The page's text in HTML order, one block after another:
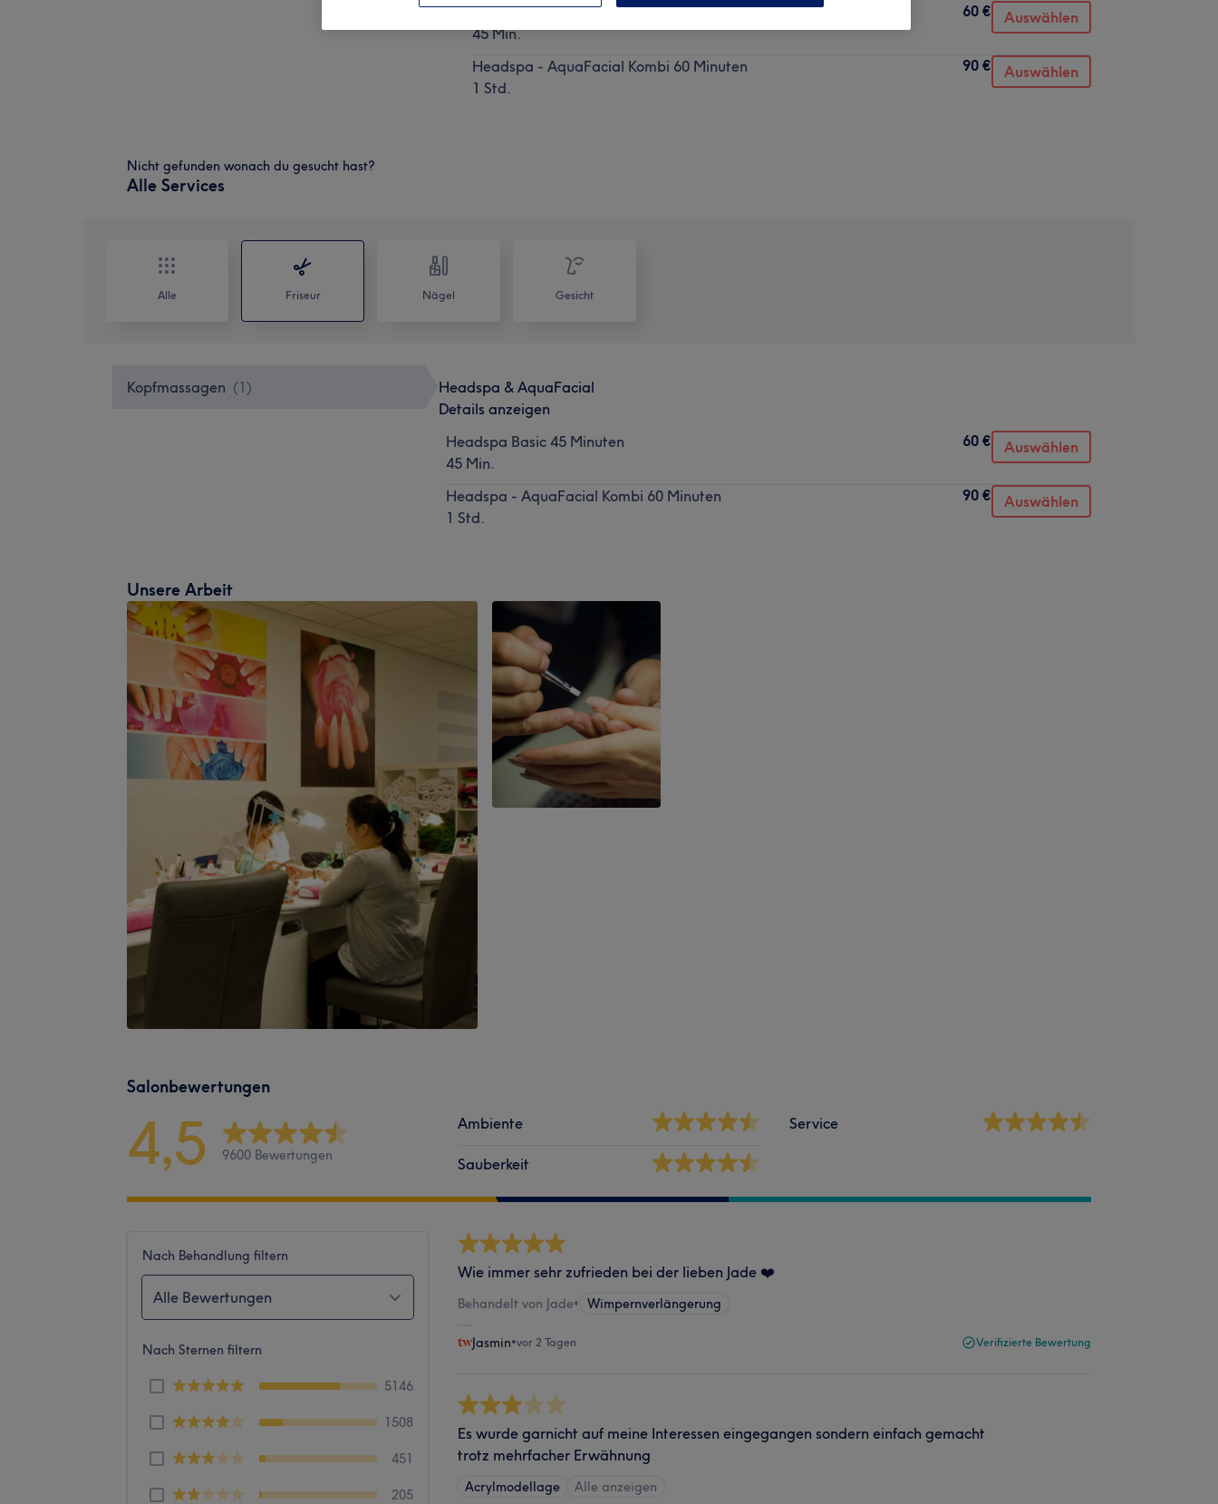
Headspa Basic 45 Minuten
45 Min.
60 € Auswählen
Headspa - AquaFacial Kombi 60 Minuten
1 Std.
90 € Auswählen
Nicht gefunden wonach du gesucht hast?
Alle Services
Alle Friseur Nägel Gesicht
Kopfmassagen (1 )
Headspa & AquaFacial
Details anzeigen
Headspa Basic 45 Minuten
45 Min.
60 € Auswählen
Headspa - AquaFacial Kombi 60 Minuten
1 Std.
90 € Auswählen
Unsere Arbeit
Salonbewertungen
4,5 9600 Bewertungen
Ambiente
Sauberkeit
Service
Nach Behandlung filtern
Alle Bewertungen
Nach Sternen filtern
5146
1508
451
205
Wie immer sehr zufrieden bei der lieben Jade ❤️
Behandelt von Jade• Wimpernverlängerung
Jasmin•vor 2 Tagen Verifizierte Bewertung
Es wurde garnicht auf meine Interessen eingegangen sondern einfach gemacht
trotz mehrfacher Erwähnung
Acrylmodellage Alle anzeigen